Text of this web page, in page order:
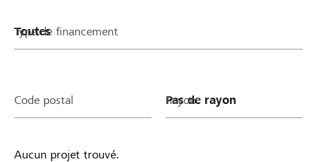
Type de financement
Code postal Rayon
Aucun projet trouvé.